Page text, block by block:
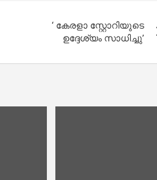
‘ കേരളാ സ്റ്റോറിയുടെ
ഉദ്ദേശ്യം സാധിച്ചു’